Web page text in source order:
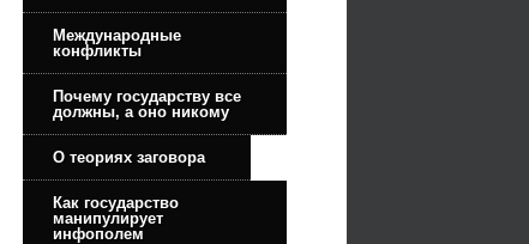
Международные
конфликты
Почему государству все
должны, а оно никому
О теориях заговора
Как государство
манипулирует
инфополем